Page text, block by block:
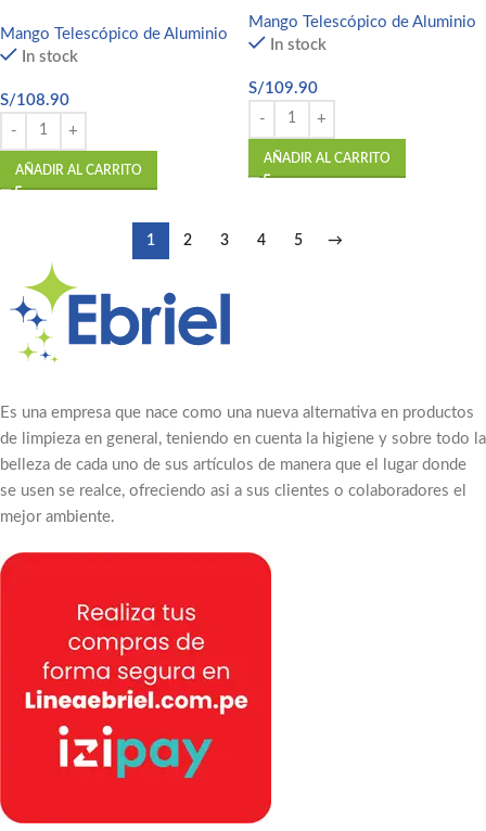
Mango Telescópico de Aluminio
In stock
S/108.90
AÑADIR AL CARRITO
Mango Telescópico de Aluminio
In stock
S/109.90
AÑADIR AL CARRITO
1 2 3 4 5 →
Es una empresa que nace como una nueva alternativa en productos
de limpieza en general, teniendo en cuenta la higiene y sobre todo la
belleza de cada uno de sus artículos de manera que el lugar donde
se usen se realce, ofreciendo asi a sus clientes o colaboradores el
mejor ambiente.